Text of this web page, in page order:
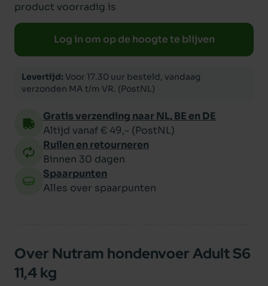
product voorradig is
Log in om op de hoogte te blijven
Levertijd: Voor 17.30 uur besteld, vandaag
verzonden MA t/m VR. (PostNL)
Gratis verzending naar NL, BE en DE
Altijd vanaf € 49,- (PostNL)
Ruilen en retourneren
Binnen 30 dagen
Spaarpunten
Alles over spaarpunten
Over Nutram hondenvoer Adult S6
11,4 kg